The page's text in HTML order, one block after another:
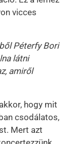
vicces
Péterfy Bori
látni
amiről
hogy mit
csodálatos,
Mert azt